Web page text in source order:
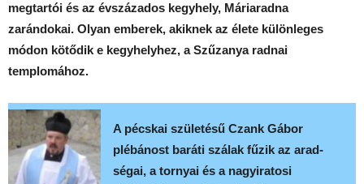
megtartói és az évszázados kegyhely, Máriaradna
zarándokai. Olyan emberek, akiknek az élete különleges
módon kötődik e kegyhelyhez, a Szűzanya radnai
templomához.
A pécskai születésű Czank Gábor
plébánost baráti szálak fűzik az arad-
ségai, a tornyai és a nagyiratosi